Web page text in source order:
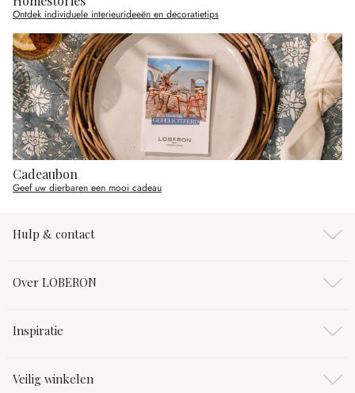
Ontdek individuele interieurideeën en decoratietips
Cadeaubon
Geef uw dierbaren een mooi cadeau
Hulp & contact
Over LOBERON
Inspiratie
Veilig winkelen